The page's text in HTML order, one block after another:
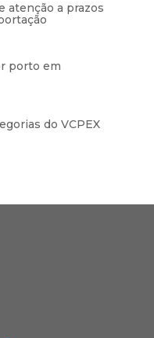
atenção a prazos
porto em
do VCPEX